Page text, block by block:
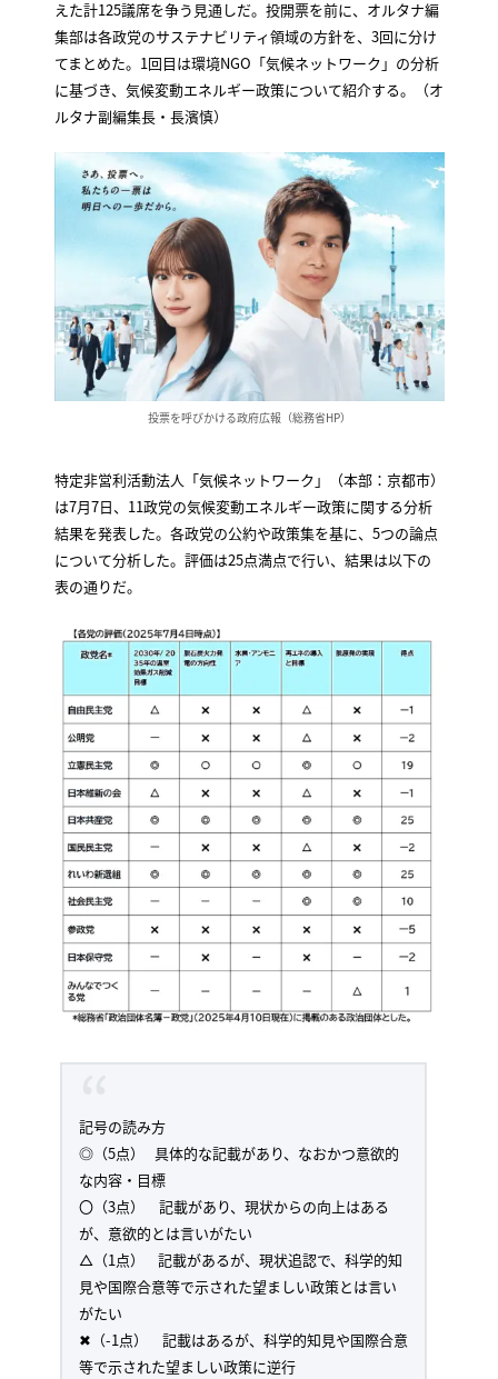
えた計125議席を争う見通しだ。投開票を前に、オルタナ編
集部は各政党のサステナビリティ領域の方針を、3回に分け
てまとめた。1回目は環境NGO「気候ネットワーク」の分析
に基づき、気候変動エネルギー政策について紹介する。（オ
ルタナ副編集長・長濱慎）
投票を呼びかける政府広報（総務省HP）
特定非営利活動法人「気候ネットワーク」（本部：京都市）
は7月7日、11政党の気候変動エネルギー政策に関する分析
結果を発表した。各政党の公約や政策集を基に、5つの論点
について分析した。評価は25点満点で行い、結果は以下の
表の通りだ。
記号の読み方
◎（5点） 具体的な記載があり、なおかつ意欲的
な内容・目標
〇（3点） 記載があり、現状からの向上はある
が、意欲的とは言いがたい
△（1点） 記載があるが、現状追認で、科学的知
見や国際合意等で示された望ましい政策とは言い
がたい
✖（-1点） 記載はあるが、科学的知見や国際合意
等で示された望ましい政策に逆行